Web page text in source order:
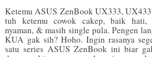
Ketemu ASUS ZenBook UX333,
tuh ketemu cowok cakep, baik
nyaman, & masih single pula. Pengen
KUA gak sih? Hoho. Ingin rasanya
satu series ASUS ZenBook ini biar